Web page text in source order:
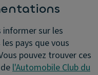
sur les
pays que vous
pouvez trouver ces
l'Automobile Club du